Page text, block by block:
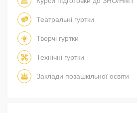
Театральні гуртки
Творчі гуртки
Технічні гуртки
Заклади позашкільної освіти